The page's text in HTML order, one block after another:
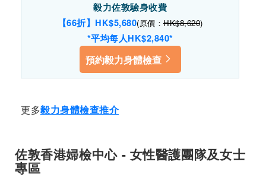
毅力佐敦驗身收費
【66折】HK$5,680(原價： HK$8,620)
*平均每人HK$2,840*
預約毅力身體檢查
更多毅力身體檢查推介
佐敦香港婦檢中心 - 女性醫護團隊及女士
專區